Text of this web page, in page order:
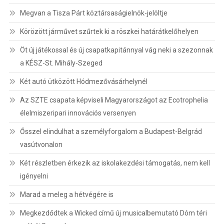
Megvan a Tisza Párt köztársaságielnök-jelöltje
Körözött járművet szűrtek ki a röszkei határátkelőhelyen
Öt új játékossal és új csapatkapitánnyal vág neki a szezonnak
a KÉSZ-St. Mihály-Szeged
Két autó ütközött Hódmezővásárhelynél
Az SZTE csapata képviseli Magyarországot az Ecotrophelia
élelmiszeripari innovációs versenyen
Ősszel elindulhat a személyforgalom a Budapest-Belgrád
vasútvonalon
Két részletben érkezik az iskolakezdési támogatás, nem kell
igényelni
Marad a meleg a hétvégére is
Megkezdődtek a Wicked című új musicalbemutató Dóm téri